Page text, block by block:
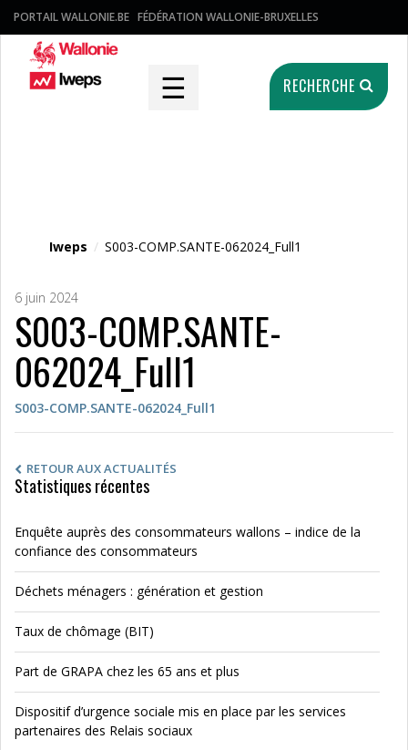
PORTAIL WALLONIE.BE FÉDÉRATION WALLONIE-BRUXELLES
☰ RECHERCHE
Iweps / S003-COMP.SANTE-062024_Full1
6 juin 2024
S003-COMP.SANTE-
062024_Full1
S003-COMP.SANTE-062024_Full1
RETOUR AUX ACTUALITÉS
Statistiques récentes
Enquête auprès des consommateurs wallons – indice de la
confiance des consommateurs
Déchets ménagers : génération et gestion
Taux de chômage (BIT)
Part de GRAPA chez les 65 ans et plus
Dispositif d’urgence sociale mis en place par les services
partenaires des Relais sociaux